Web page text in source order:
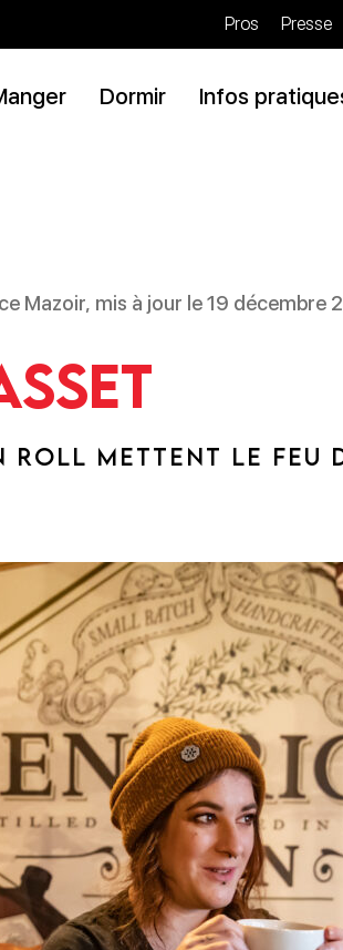
Pros Presse
Dormir Infos
Mazoir, mis à jour le 19 décembre
ROLL METTENT LE FEU